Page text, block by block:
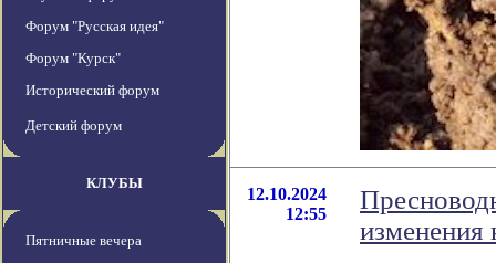
Форум "Русская идея"
Форум "Курск"
Исторический форум
Детский форум
КЛУБЫ
Пятничные вечера
12.10.2024
12:55
изменения